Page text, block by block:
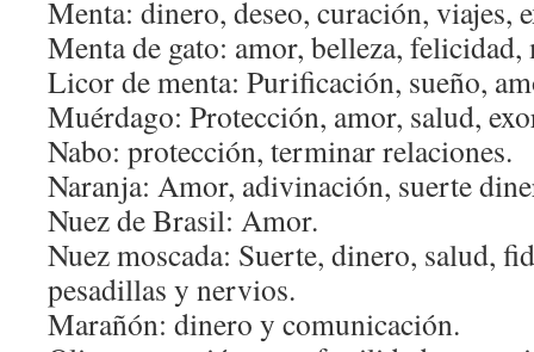
Menta: dinero, deseo, curación, viajes,
Menta de gato: amor, belleza, felicidad,
Licor de menta: Purificación, sueño,
Muérdago: Protección, amor, salud,
Nabo: protección, terminar relaciones.
Naranja: Amor, adivinación, suerte
Nuez de Brasil: Amor.
Nuez moscada: Suerte, dinero, salud,
pesadillas y nervios.
Marañón: dinero y comunicación.